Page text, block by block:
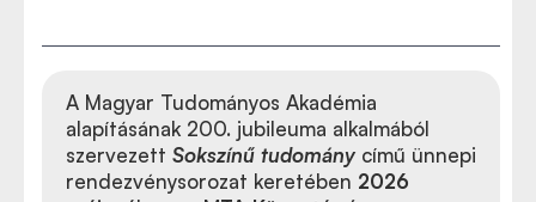
A Magyar Tudományos Akadémia
alapításának 200. jubileuma alkalmából
szervezett Sokszínű tudomány című ünnepi
rendezvénysorozat keretében 2026